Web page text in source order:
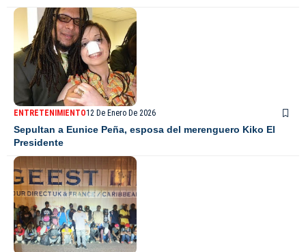
ENTRETENIMIENTO12 De Enero De 2026
Sepultan a Eunice Peña, esposa del merenguero Kiko El
Presidente